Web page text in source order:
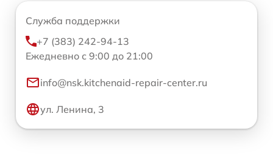
Служба поддержки
+7 (383) 242-94-13
Ежедневно с 9:00 до 21:00
info@nsk.kitchenaid-repair-center.ru
ул. Ленина, 3